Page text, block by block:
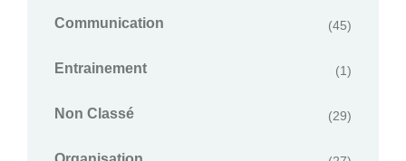
Communication (45)
Entrainement (1)
Non Classé (29)